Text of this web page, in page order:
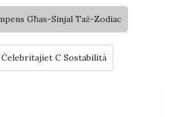
Għas-Sinjal Taż-Zodiac
Ċelebritajiet C Sostabilità